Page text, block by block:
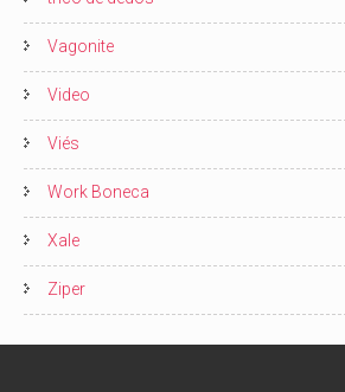
Vagonite
Video
Viés
Work Boneca
Xale
Ziper